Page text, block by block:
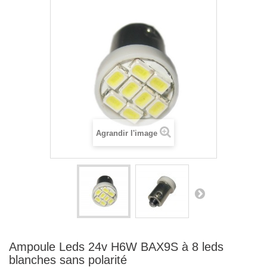
Agrandir l'image
Ampoule Leds 24v H6W BAX9S à 8 leds
blanches sans polarité